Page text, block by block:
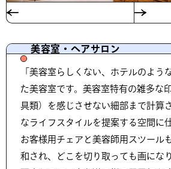
美容室・ヘアサロン
「美容室らしくない、ホテルのよう
た美容室です。美容室特有の雑多な
具類）を感じさせない細部まで計算
なライフスタイルを提案する空間に
お客様用チェアと美容師用スツール
和され、どこを切り取っても画にな